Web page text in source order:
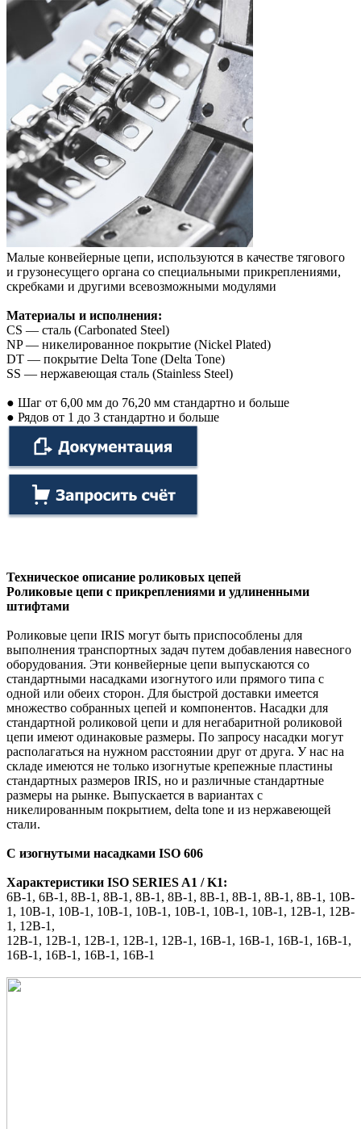
Малые конвейерные цепи, используются в качестве тягового
и грузонесущего органа со специальными прикреплениями,
скребками и другими всевозможными модулями
Материалы и исполнения:
CS — сталь (Carbonated Steel)
NP — никелированное покрытие (Nickel Plated)
DT — покрытие Delta Tone (Delta Tone)
SS — нержавеющая сталь (Stainless Steel)
● Шаг от 6,00 мм до 76,20 мм стандартно и больше
● Рядов от 1 до 3 стандартно и больше
Техническое описание роликовых цепей
Роликовые цепи с прикреплениями и удлиненными
штифтами
Роликовые цепи IRIS могут быть приспособлены для
выполнения транспортных задач путем добавления навесного
оборудования. Эти конвейерные цепи выпускаются со
стандартными насадками изогнутого или прямого типа с
одной или обеих сторон. Для быстрой доставки имеется
множество собранных цепей и компонентов. Насадки для
стандартной роликовой цепи и для негабаритной роликовой
цепи имеют одинаковые размеры. По запросу насадки могут
располагаться на нужном расстоянии друг от друга. У нас на
складе имеются не только изогнутые крепежные пластины
стандартных размеров IRIS, но и различные стандартные
размеры на рынке. Выпускается в вариантах с
никелированным покрытием, delta tone и из нержавеющей
стали.
С изогнутыми насадками ISO 606
Характеристики ISO SERIES A1 / K1:
6B-1, 6B-1, 8B-1, 8B-1, 8B-1, 8B-1, 8B-1, 8B-1, 8B-1, 8B-1, 10B-
1, 10B-1, 10B-1, 10B-1, 10B-1, 10B-1, 10B-1, 10B-1, 12B-1, 12B-
1, 12B-1,
12B-1, 12B-1, 12B-1, 12B-1, 12B-1, 16B-1, 16B-1, 16B-1, 16B-1,
16B-1, 16B-1, 16B-1, 16B-1